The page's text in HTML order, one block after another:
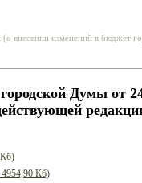
внесении изменений в бюджет
Думы от
Кб)
Кб)